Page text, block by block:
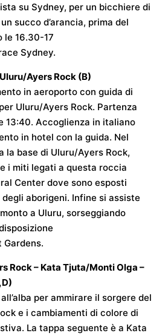
su Sydney, per un bicchiere di
succo d’arancia, prima del
le 16.30-17
Sydney.
Ayers Rock (B)
in aeroporto con guida di
Uluru/Ayers Rock. Partenza
13:40. Accoglienza in italiano
in hotel con la guida. Nel
la base di Uluru/Ayers Rock,
i miti legati a questa roccia
Center dove sono esposti
aborigeni. Infine si assiste
a Uluru, sorseggiando
Gardens.
Rock – Kata Tjuta/Monti Olga –
per ammirare il sorgere del
e i cambiamenti di colore di
La tappa seguente è a Kata